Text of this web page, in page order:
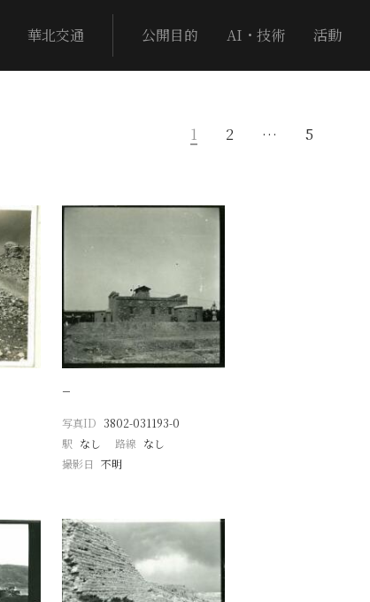
華北交通 公開目的 AI・技術 活動
1 2 … 5
−
写真ID 3802-031193-0
駅 なし 路線 なし
撮影日 不明